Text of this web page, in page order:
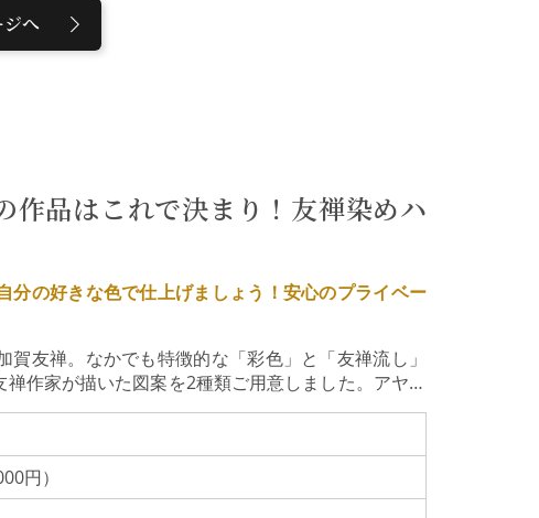
へ
作品はこれで決まり！友禅染めハ
の好きな色で仕上げましょう！安心のプライベー
友禅。なかでも特徴的な「彩色」と「友禅流し」
作家が描いた図案を2種類ご用意しました。アヤメ
みや虫食いなど、友禅染めならではの技法をお伝
下絵の糊を落とす「友禅流し」を行いオリジナル
は経験豊富な方々です。しかも体験は１回１組限
いただけます。できた作品は、もちろんすぐにお
ンカチの出来上がりです！※体験料の一部を能登応
円）